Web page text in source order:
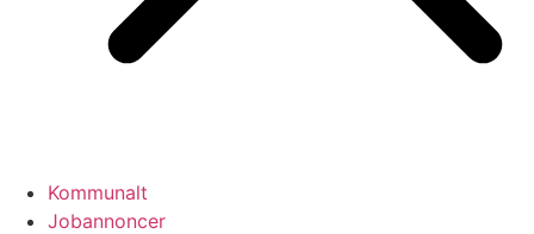
Kommunalt
Jobannoncer